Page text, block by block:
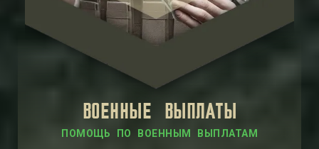
ВОЕННЫЕ ВЫПЛАТЫ
ПОМОЩЬ ПО ВОЕННЫМ ВЫПЛАТАМ